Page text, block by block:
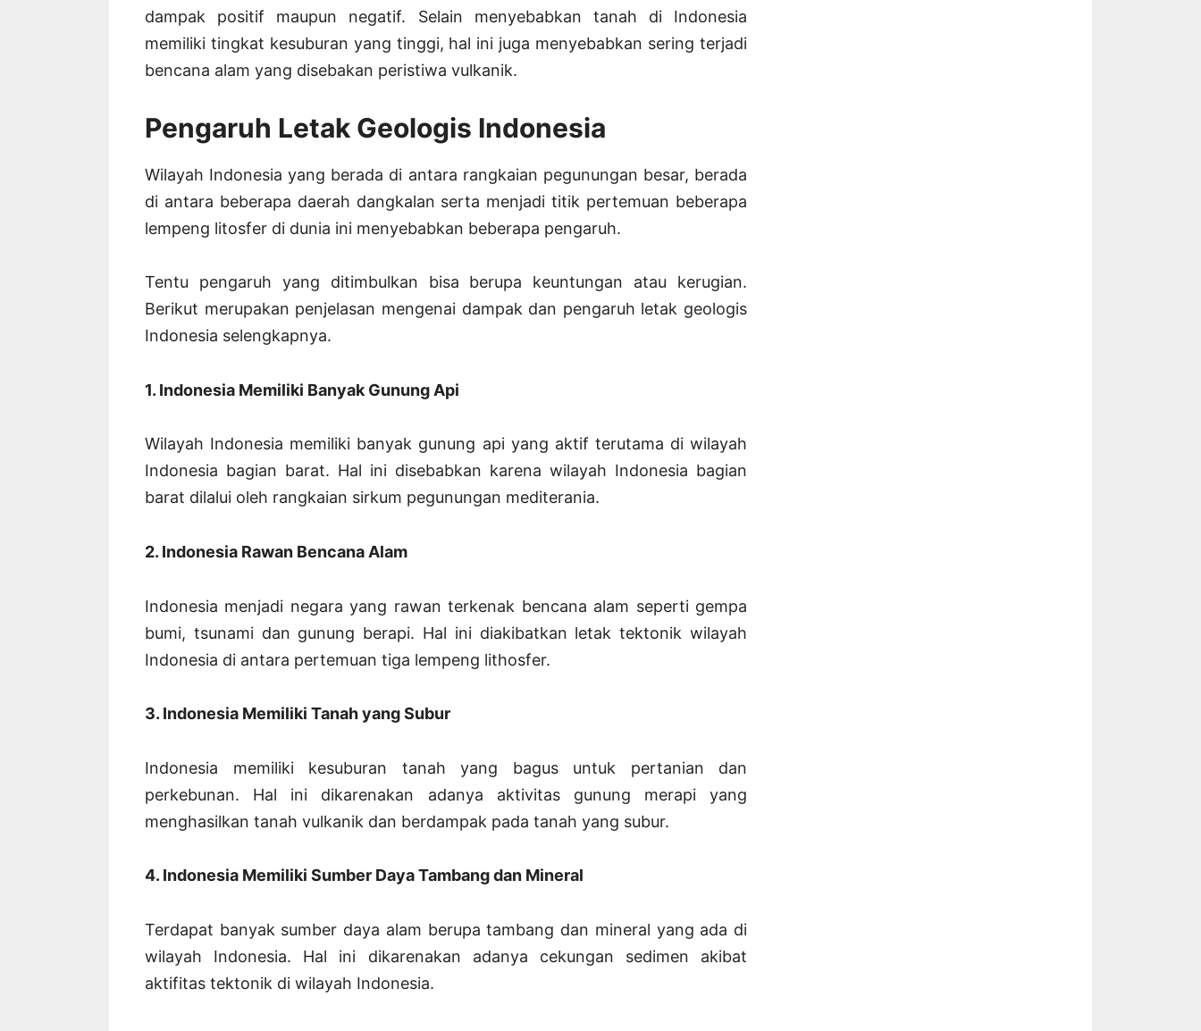
dampak positif maupun negatif. Selain menyebabkan tanah di Indonesia
memiliki tingkat kesuburan yang tinggi, hal ini juga menyebabkan sering terjadi
bencana alam yang disebakan peristiwa vulkanik.
Pengaruh Letak Geologis Indonesia
Wilayah Indonesia yang berada di antara rangkaian pegunungan besar, berada
di antara beberapa daerah dangkalan serta menjadi titik pertemuan beberapa
lempeng litosfer di dunia ini menyebabkan beberapa pengaruh.
Tentu pengaruh yang ditimbulkan bisa berupa keuntungan atau kerugian.
Berikut merupakan penjelasan mengenai dampak dan pengaruh letak geologis
Indonesia selengkapnya.
1. Indonesia Memiliki Banyak Gunung Api
Wilayah Indonesia memiliki banyak gunung api yang aktif terutama di wilayah
Indonesia bagian barat. Hal ini disebabkan karena wilayah Indonesia bagian
barat dilalui oleh rangkaian sirkum pegunungan mediterania.
2. Indonesia Rawan Bencana Alam
Indonesia menjadi negara yang rawan terkenak bencana alam seperti gempa
bumi, tsunami dan gunung berapi. Hal ini diakibatkan letak tektonik wilayah
Indonesia di antara pertemuan tiga lempeng lithosfer.
3. Indonesia Memiliki Tanah yang Subur
Indonesia memiliki kesuburan tanah yang bagus untuk pertanian dan
perkebunan. Hal ini dikarenakan adanya aktivitas gunung merapi yang
menghasilkan tanah vulkanik dan berdampak pada tanah yang subur.
4. Indonesia Memiliki Sumber Daya Tambang dan Mineral
Terdapat banyak sumber daya alam berupa tambang dan mineral yang ada di
wilayah Indonesia. Hal ini dikarenakan adanya cekungan sedimen akibat
aktifitas tektonik di wilayah Indonesia.